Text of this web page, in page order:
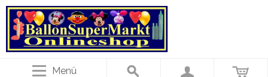
Menü